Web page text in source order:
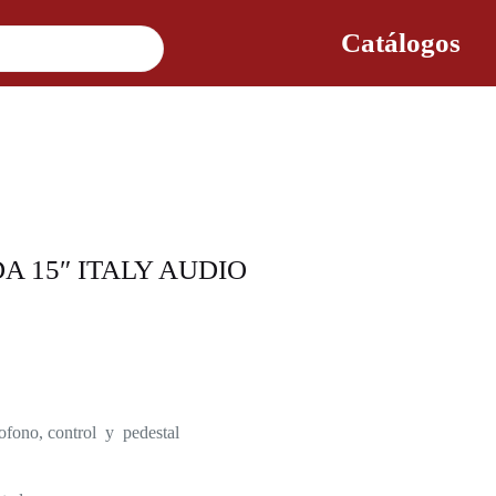
Catálogos
15″ ITALY AUDIO
control y pedestal